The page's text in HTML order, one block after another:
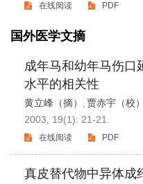
在线阅读 PDF
国外医学文摘
成年马和幼年马伤口
水平的相关性
黄立峰（摘） , 贾赤宇（校）
2003, 19(1): 21-21.
在线阅读 PDF
真皮替代物中异体成